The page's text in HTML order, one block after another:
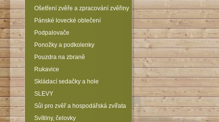
Ošetření zvěře a zpracování zvěřiny
Pánské lovecké oblečení
Podpalovače
Ponožky a podkolenky
Pouzdra na zbraně
Rukavice
Skládací sedačky a hole
SLEVY
Sůl pro zvěř a hospodářská zvířata
Svítilny, čelovky